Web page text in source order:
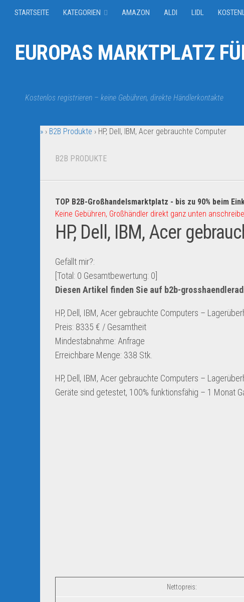
STARTSEITE KATEGORIEN AMAZON ALDI LIDL
EUROPAS MARKTPLATZ
Kostenlos registrieren – keine Gebühren, direkte Händlerkontakte
» › B2B Produkte › HP, Dell, IBM, Acer gebrauchte Computer
B2B PRODUKTE
TOP B2B-Großhandelsmarktplatz - bis zu 90% beim
Keine Gebühren, Großhändler direkt ganz unten
HP, Dell, IBM, Acer
Gefällt mir?:
[Total: 0 Gesamtbewertung: 0
Diesen Artikel finden Sie auf b2b-
HP, Dell, IBM, Acer gebrauchte Computers –
Preis: 8335 € / Gesamtheit
Mindestabnahme: Anfrage
Erreichbare Menge: 338 Stk.
HP, Dell, IBM, Acer gebrauchte Computers –
Geräte sind getestet, 100% funktionsfähig – 1 Monat
Nettopreis: